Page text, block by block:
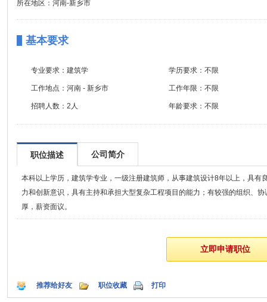
所在地区：河南-新乡市
基本要求
专业要求： 建筑学 学历要求： 不限
工作地点： 河南 - 新乡市 工作年限： 不限
招聘人数： 2人 年龄要求： 不限
职位描述 公司简介
本科以上学历，建筑学专业，一级注册建筑师，从事建筑设计8年以上，具有
力和创新意识，具有主持和承担大型复杂工程项目的能力；有较强的组织、
厚，薪资面议。
推荐给好友 职位收藏 打印